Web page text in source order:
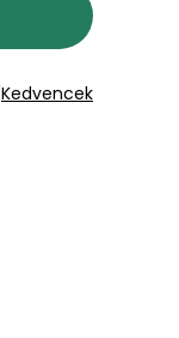
Kedvencek